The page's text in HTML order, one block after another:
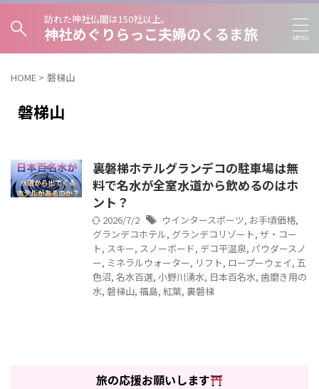
訪れた神社仏閣は150社以上。
神社めぐりらっこ夫婦のくるま旅
HOME > 磐梯山
磐梯山
裏磐梯ホテルグランデコの駐車場は無
料で名水が全室水道から飲めるのはホ
ント？
2026/7/2 ウインタースポーツ, お手頃価格,
グランデコホテル, グランデコリゾート, ザ・コー
ト, スキー, スノーボード, デコ平温泉, パウダースノ
ー, ミネラルウォーター, リフト, ロープーウェイ, 五
色沼, 名水百選, 小野川湧水, 日本百名水, 歯磨き用の
水, 磐梯山, 福島, 紅葉, 裏磐梯
旅の応援お願いします